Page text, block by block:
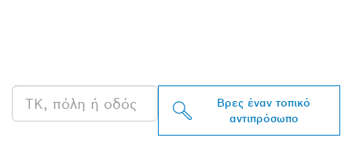
Βρες έναν τοπικό
αντιπρόσωπο